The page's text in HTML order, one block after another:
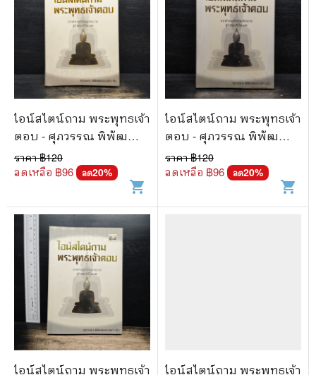
ไอน์สไตน์ถาม พระพุทธเจ้า
ตอบ - ศุภวรรณ พิพัฒ
พรรณวงศ์ กรีน
ราคา ฿120
ลดเหลือ ฿96 ลด20%
shopping_cart
ไอน์สไตน์ถาม พระพุทธเจ้า
ตอบ - ศุภวรรณ พิพัฒ
พรรณวงศ์ กรีน
ราคา ฿120
ลดเหลือ ฿96 ลด20%
shopping_cart
ไอน์สไตน์ถาม พระพุทธเจ้า ไอน์สไตน์ถาม พระพุทธเจ้า